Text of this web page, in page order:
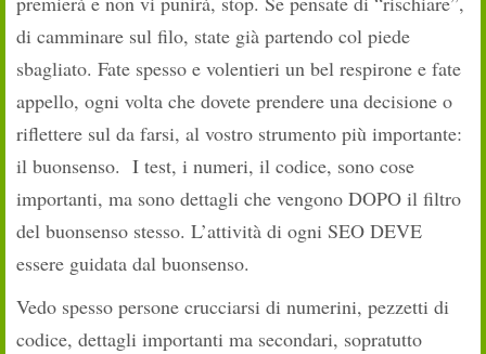
di camminare sul filo, state già partendo col piede
sbagliato. Fate spesso e volentieri un bel respirone e fate
appello, ogni volta che dovete prendere una decisione o
riflettere sul da farsi, al vostro strumento più importante:
il buonsenso. I test, i numeri, il codice, sono cose
importanti, ma sono dettagli che vengono DOPO il filtro
del buonsenso stesso. L’attività di ogni SEO DEVE
essere guidata dal buonsenso.
Vedo spesso persone crucciarsi di numerini, pezzetti di
codice, dettagli importanti ma secondari, sopratutto